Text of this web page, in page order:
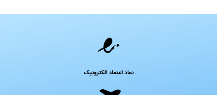
نماد اعتماد الکترونیک